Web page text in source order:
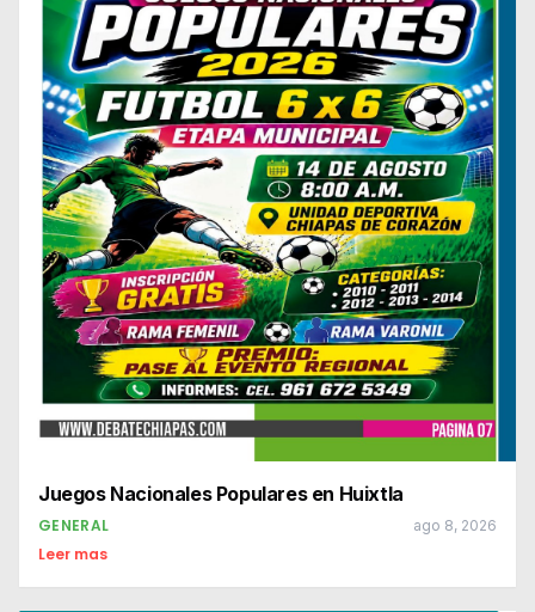
Juegos Nacionales Populares en Huixtla
GENERAL ago 8, 2026
Leer mas